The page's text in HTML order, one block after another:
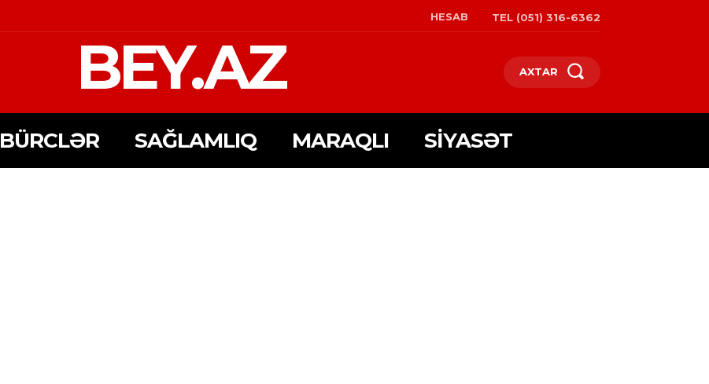
HESAB TEL (051) 316-6362
BEY.AZ AXTAR
BÜRCLƏR SAĞLAMLIQ MARAQLI SIYASƏT